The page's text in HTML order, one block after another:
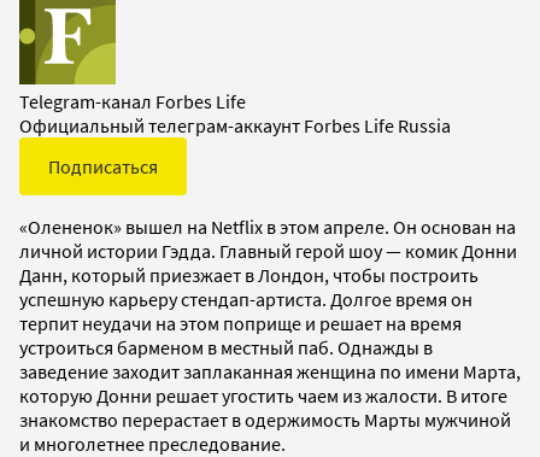
Telegram-канал Forbes Life
Официальный телеграм-аккаунт Forbes Life Russia
Подписаться
«Олененок» вышел на Netflix в этом апреле. Он основан на
личной истории Гэдда. Главный герой шоу — комик Донни
Данн, который приезжает в Лондон, чтобы построить
успешную карьеру стендап-артиста. Долгое время он
терпит неудачи на этом поприще и решает на время
устроиться барменом в местный паб. Однажды в
заведение заходит заплаканная женщина по имени Марта,
которую Донни решает угостить чаем из жалости. В итоге
знакомство перерастает в одержимость Марты мужчиной
и многолетнее преследование.